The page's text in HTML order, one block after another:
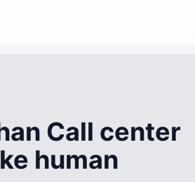
Call center
human